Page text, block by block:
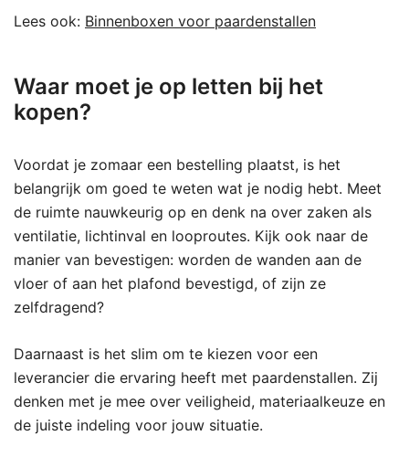
Lees ook: Binnenboxen voor paardenstallen
Waar moet je op letten bij het
kopen?
Voordat je zomaar een bestelling plaatst, is het
belangrijk om goed te weten wat je nodig hebt. Meet
de ruimte nauwkeurig op en denk na over zaken als
ventilatie, lichtinval en looproutes. Kijk ook naar de
manier van bevestigen: worden de wanden aan de
vloer of aan het plafond bevestigd, of zijn ze
zelfdragend?
Daarnaast is het slim om te kiezen voor een
leverancier die ervaring heeft met paardenstallen. Zij
denken met je mee over veiligheid, materiaalkeuze en
de juiste indeling voor jouw situatie.